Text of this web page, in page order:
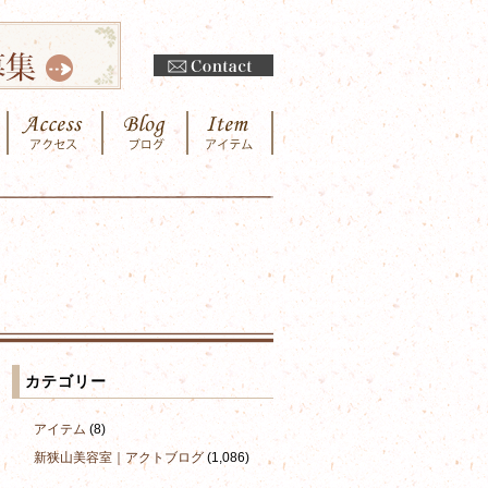
カテゴリー
アイテム (8)
新狭山美容室｜アクトブログ (1,086)